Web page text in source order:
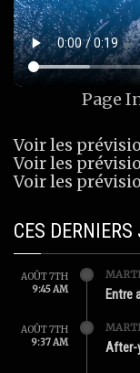
Page
Voir les
Voir les
Voir les
CES
AOÛT 7TH
9:45 AM
Entre
AOÛT 7TH
9:37 AM
After-